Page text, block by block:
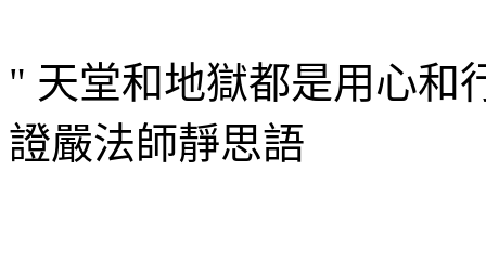
" 天堂和地獄都是用心和
證嚴法師靜思語